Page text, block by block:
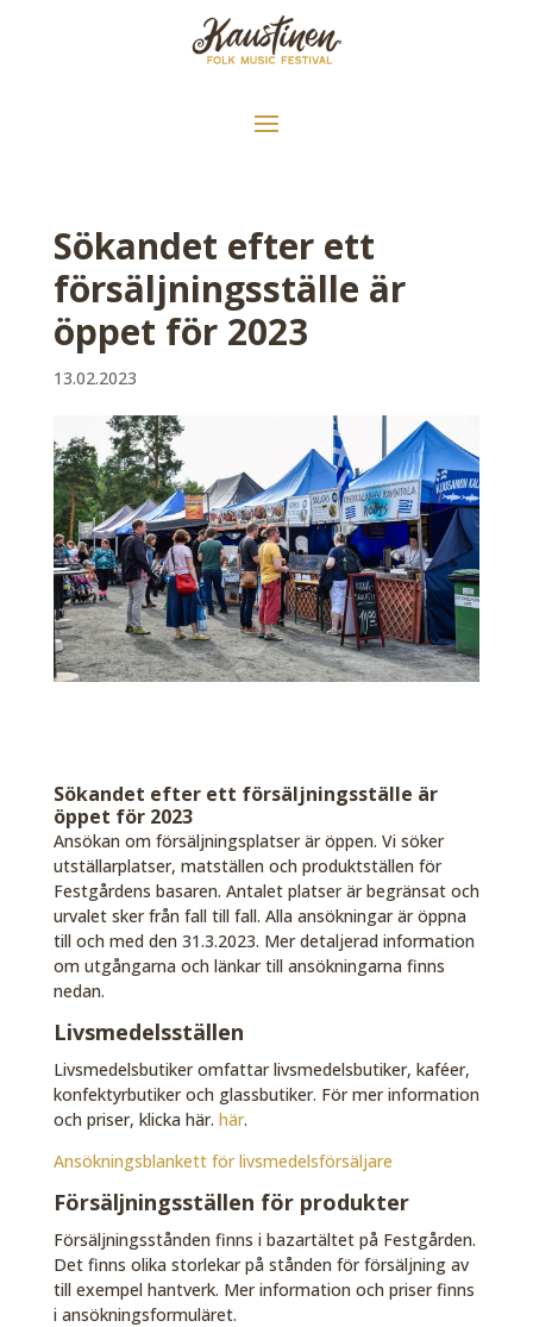
Sökandet efter ett
försäljningsställe är
öppet för 2023
13.02.2023
Sökandet efter ett försäljningsställe är
öppet för 2023
Ansökan om försäljningsplatser är öppen. Vi söker
utställarplatser, matställen och produktställen för
Festgårdens basaren. Antalet platser är begränsat och
urvalet sker från fall till fall. Alla ansökningar är öppna
till och med den 31.3.2023. Mer detaljerad information
om utgångarna och länkar till ansökningarna finns
nedan.
Livsmedelsställen
Livsmedelsbutiker omfattar livsmedelsbutiker, kaféer,
konfektyrbutiker och glassbutiker. För mer information
och priser, klicka här. här.
Ansökningsblankett för livsmedelsförsäljare
Försäljningsställen för produkter
Försäljningsstånden finns i bazartältet på Festgården.
Det finns olika storlekar på stånden för försäljning av
till exempel hantverk. Mer information och priser finns
i ansökningsformuläret.